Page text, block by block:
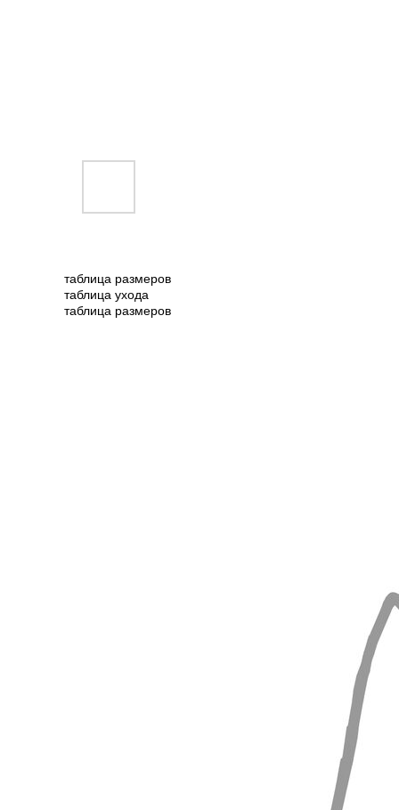
таблица размеров
таблица ухода
таблица размеров